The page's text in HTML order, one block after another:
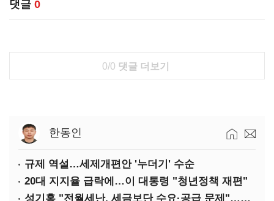
댓글 0
0/0 댓글 더보기
한동인
규제 역설…세제개편안 '누더기' 수순
20대 지지율 급락에…이 대통령 "청년정책 재편"
성기홍 "전월세난, 세금보단 수요·공급 문제"…닥공 시사